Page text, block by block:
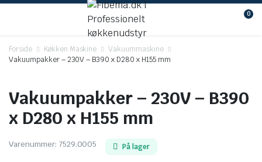
0
Forside Køkken Maskine
Vakuummaskine
Vakuumpakker – 230V – B390 x D280 x H155 mm
Vakuumpakker – 230V – B390
x D280 x H155 mm
Varenummer: 7529.0005 På lager